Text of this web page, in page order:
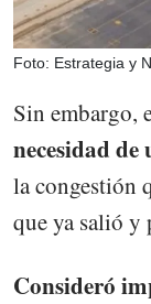
Foto: Estrategia y
Sin embargo,
necesidad de
la congestión
que ya salió y
Consideró